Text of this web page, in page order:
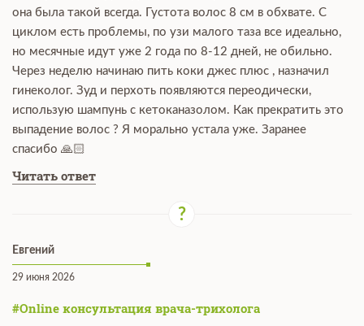
она была такой всегда. Густота волос 8 см в обхвате. С
циклом есть проблемы, по узи малого таза все идеально,
но месячные идут уже 2 года по 8-12 дней, не обильно.
Через неделю начинаю пить коки джес плюс , назначил
гинеколог. Зуд и перхоть появляются переодически,
использую шампунь с кетоканазолом. Как прекратить это
выпадение волос ? Я морально устала уже. Заранее
спасибо 🙏🏻
Читать ответ
Евгений
29 июня 2026
#Online консультация врача-трихолога